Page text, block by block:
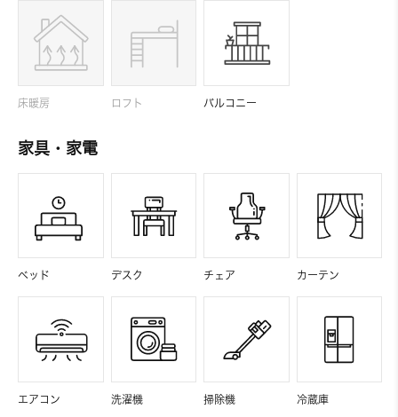
床暖房 ロフト バルコニー
家具・家電
ベッド デスク チェア カーテン
エアコン 洗濯機 掃除機 冷蔵庫